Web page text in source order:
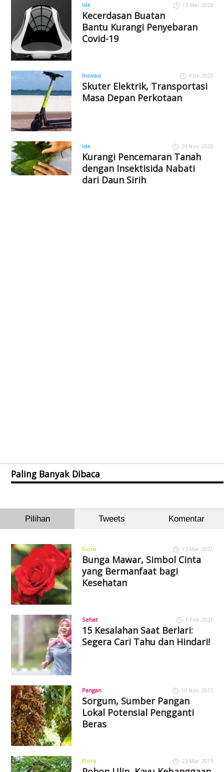
Ide 13 Mei 2020
Kecerdasan Buatan
Bantu Kurangi Penyebaran
Covid-19
Inovasi 8 Jul 2020
Skuter Elektrik, Transportasi
Masa Depan Perkotaan
Ide 29 Nov 2020
Kurangi Pencemaran Tanah
dengan Insektisida Nabati
dari Daun Sirih
Paling Banyak Dibaca
Pilihan Tweets Komentar
Flora 13 Mar 2021
Bunga Mawar, Simbol Cinta
yang Bermanfaat bagi
Kesehatan
Sehat 1 Feb 2021
15 Kesalahan Saat Berlari:
Segera Cari Tahu dan Hindari!
Pangan 10 Nov 2015
Sorgum, Sumber Pangan
Lokal Potensial Pengganti
Beras
Flora 23 Mar 2018